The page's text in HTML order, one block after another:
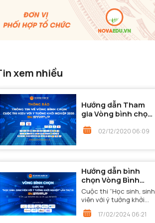
xem nhiều
Hướng dẫn Tham
gia Vòng bình chọn
sinh, sinh viên với ý
02/12/2020 06:09
Hướng dẫn bình
chọn Vòng Bình
chọn - Cuộc thi
“Học sinh, sinh viên
với ý tưởng khởi
nghiệp” lần thứ VI
Cuộc thi “Học sinh, sinh
viên với ý tưởng khởi
nghiệp” lần thứ VI đã
bước đến Vòng Bình
17/02/2024 06:21